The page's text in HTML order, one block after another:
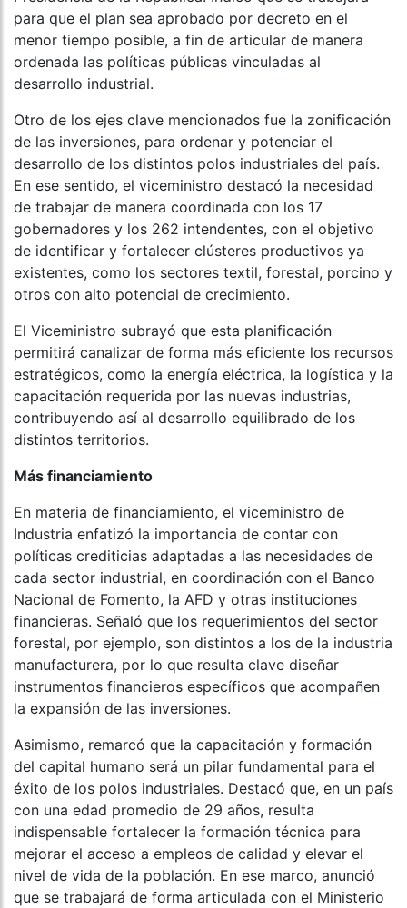
para que el plan sea aprobado por decreto en el
menor tiempo posible, a fin de articular de manera
ordenada las políticas públicas vinculadas al
desarrollo industrial.
Otro de los ejes clave mencionados fue la zonificación
de las inversiones, para ordenar y potenciar el
desarrollo de los distintos polos industriales del país.
En ese sentido, el viceministro destacó la necesidad
de trabajar de manera coordinada con los 17
gobernadores y los 262 intendentes, con el objetivo
de identificar y fortalecer clústeres productivos ya
existentes, como los sectores textil, forestal, porcino y
otros con alto potencial de crecimiento.
El Viceministro subrayó que esta planificación
permitirá canalizar de forma más eficiente los recursos
estratégicos, como la energía eléctrica, la logística y la
capacitación requerida por las nuevas industrias,
contribuyendo así al desarrollo equilibrado de los
distintos territorios.
Más financiamiento
En materia de financiamiento, el viceministro de
Industria enfatizó la importancia de contar con
políticas crediticias adaptadas a las necesidades de
cada sector industrial, en coordinación con el Banco
Nacional de Fomento, la AFD y otras instituciones
financieras. Señaló que los requerimientos del sector
forestal, por ejemplo, son distintos a los de la industria
manufacturera, por lo que resulta clave diseñar
instrumentos financieros específicos que acompañen
la expansión de las inversiones.
Asimismo, remarcó que la capacitación y formación
del capital humano será un pilar fundamental para el
éxito de los polos industriales. Destacó que, en un país
con una edad promedio de 29 años, resulta
indispensable fortalecer la formación técnica para
mejorar el acceso a empleos de calidad y elevar el
nivel de vida de la población. En ese marco, anunció
que se trabajará de forma articulada con el Ministerio